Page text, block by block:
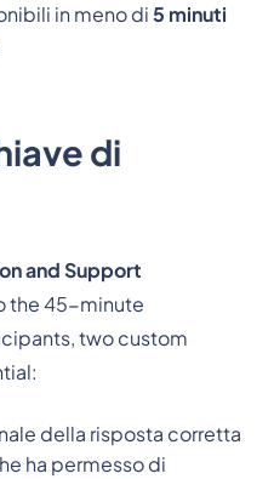
in meno di5 minuti
di
and Support
the 45-minute
two custom
della risposta corretta
ha permesso di